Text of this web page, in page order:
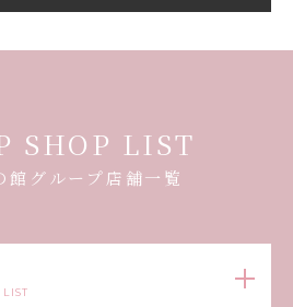
SHOP LIST
館グループ店舗一覧